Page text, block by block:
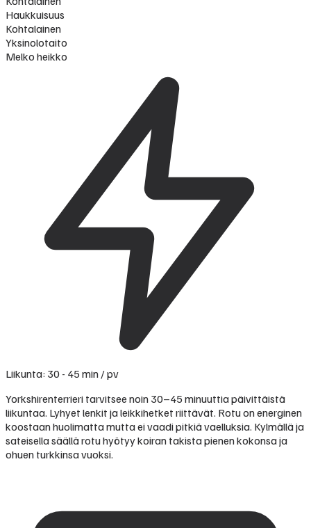
Haukkuisuus
Kohtalainen
Yksinolotaito
Melko heikko
Liikunta: 30 - 45 min / pv
Yorkshirenterrieri tarvitsee noin 30–45 minuuttia päivittäistä
liikuntaa. Lyhyet lenkit ja leikkihetket riittävät. Rotu on energinen
koostaan huolimatta mutta ei vaadi pitkiä vaelluksia. Kylmällä ja
sateisella säällä rotu hyötyy koiran takista pienen kokonsa ja
ohuen turkkinsa vuoksi.